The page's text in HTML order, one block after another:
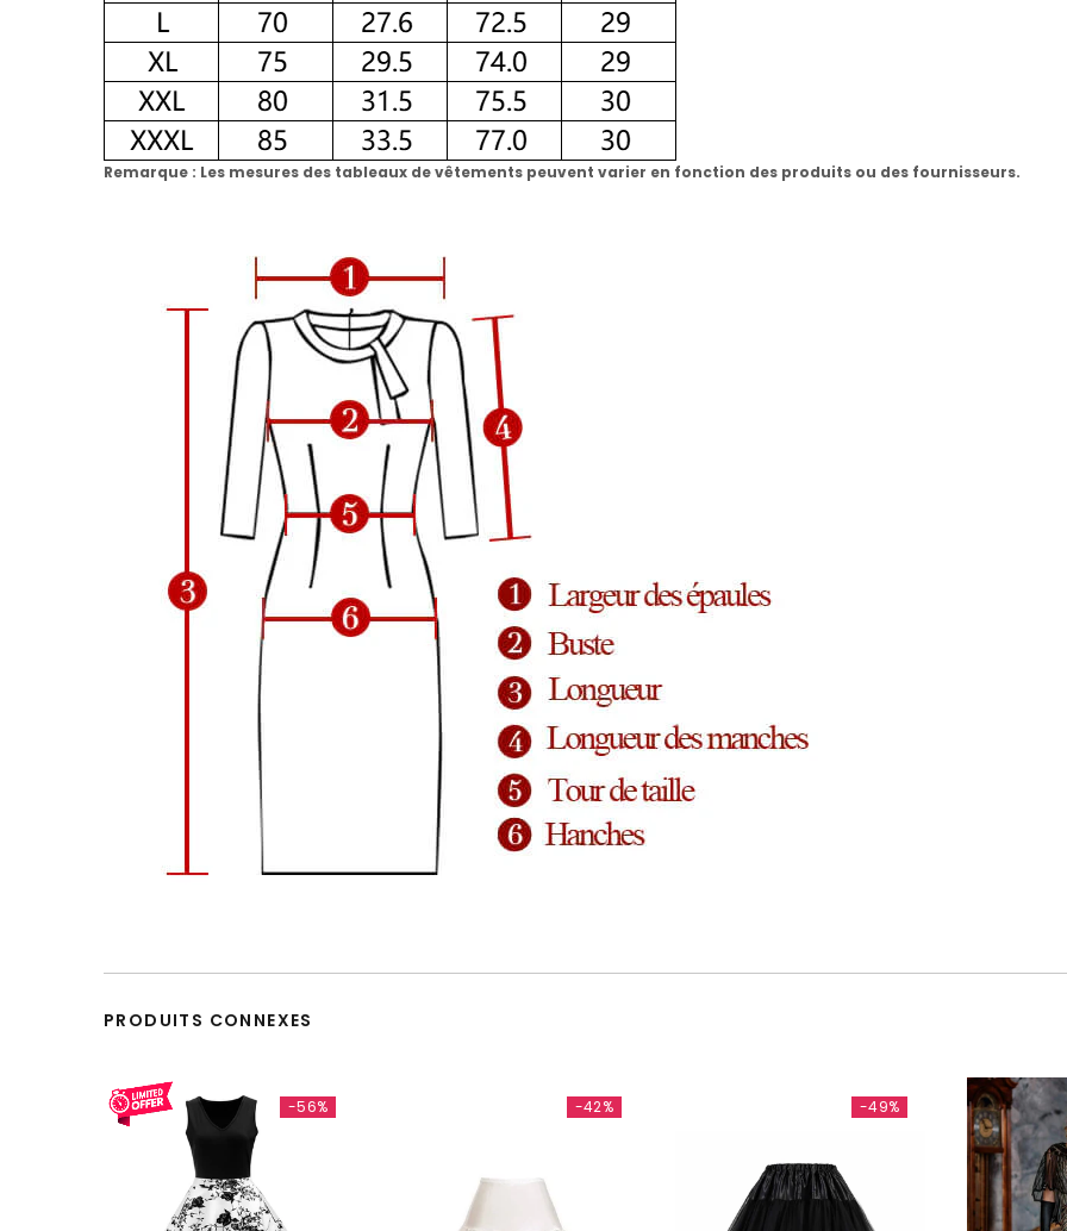
Remarque : Les mesures des tableaux de vêtements peuvent varier en fonction des produits ou des fournisseurs.
PRODUITS CONNEXES
-56% -42% -49%